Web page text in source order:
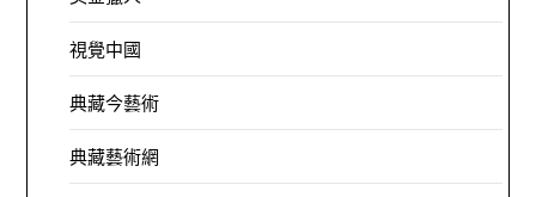
視覺中國
典藏今藝術
典藏藝術網